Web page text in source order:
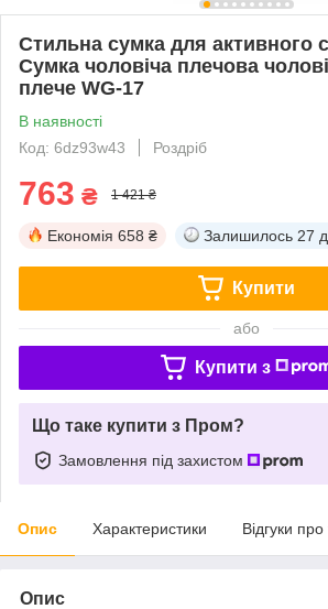
Стильна сумка для активного
Сумка чоловіча плечова
плече WG-17
В наявності
Код: 6dz93w43
Роздріб
763 ₴ 1 421 ₴
Економія 658 ₴ Залишилось 27
Купити
або
Купити з
Що таке купити з Пром?
Замовлення під захистом
Опис Характеристики Відгуки
Опис